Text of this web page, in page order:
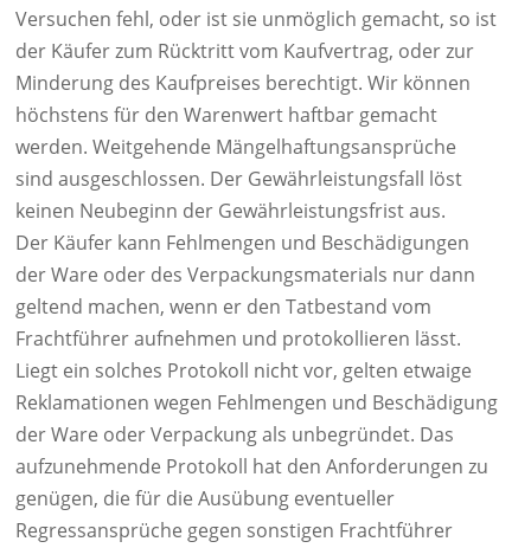
Versuchen fehl, oder ist sie unmöglich gemacht, so ist
der Käufer zum Rücktritt vom Kaufvertrag, oder zur
Minderung des Kaufpreises berechtigt. Wir können
höchstens für den Warenwert haftbar gemacht
werden. Weitgehende Mängelhaftungsansprüche
sind ausgeschlossen. Der Gewährleistungsfall löst
keinen Neubeginn der Gewährleistungsfrist aus.
Der Käufer kann Fehlmengen und Beschädigungen
der Ware oder des Verpackungsmaterials nur dann
geltend machen, wenn er den Tatbestand vom
Frachtführer aufnehmen und protokollieren lässt.
Liegt ein solches Protokoll nicht vor, gelten etwaige
Reklamationen wegen Fehlmengen und Beschädigung
der Ware oder Verpackung als unbegründet. Das
aufzunehmende Protokoll hat den Anforderungen zu
genügen, die für die Ausübung eventueller
Regressansprüche gegen sonstigen Frachtführer